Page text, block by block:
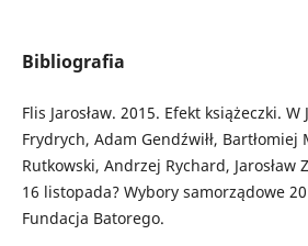
Bibliografia
Flis Jarosław. 2015. Efekt książeczki. W
Frydrych, Adam Gendźwiłł, Bartłomiej
Rutkowski, Andrzej Rychard, Jarosław
16 listopada? Wybory samorządowe
Fundacja Batorego.